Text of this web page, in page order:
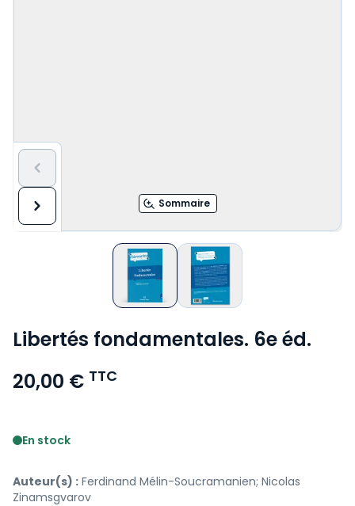
Sommaire
Libertés fondamentales. 6e éd.
20,00 € TTC
En stock
Auteur(s) : Ferdinand Mélin-Soucramanien; Nicolas
Zinamsgvarov